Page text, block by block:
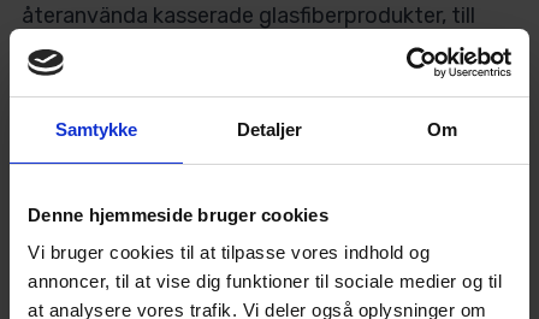
Samtykke Detaljer Om
Denne hjemmeside bruger cookies
Vi bruger cookies til at tilpasse vores indhold og
annoncer, til at vise dig funktioner til sociale medier og til
at analysere vores trafik. Vi deler også oplysninger om
återanvända kasserade glasfiberprodukter, till
exempel från uttjänta vindkraftverk, som kärna i
bullerplanket. Glasfibern omvandlas till
egenskaper. Genom att använda återvunnet
vilket ger nytt värde till material som annars
betraktas som problematiskt avfall. En annan
fördel med DeciFence är att skadedjur som möss
och råttor inte gillar att bygga bo i dessa jämfört